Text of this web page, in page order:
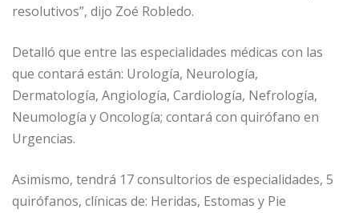
resolutivos”, dijo Zoé Robledo.
Detalló que entre las especialidades médicas con las
que contará están: Urología, Neurología,
Dermatología, Angiología, Cardiología, Nefrología,
Neumología y Oncología; contará con quirófano en
Urgencias.
Asimismo, tendrá 17 consultorios de especialidades, 5
quirófanos, clínicas de: Heridas, Estomas y Pie